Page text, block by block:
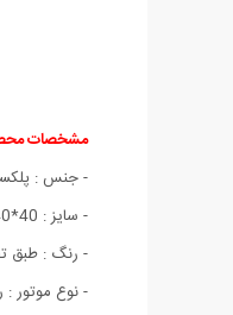
مشخصات
- جنس : پلکسی
- سایز : 40*40
- رنگ : طبق
- نوع موتور :